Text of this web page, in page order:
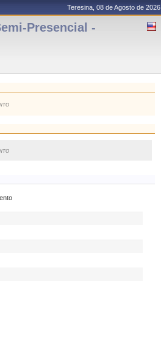
Teresina, 08 de Agosto de 2026
Presencial -